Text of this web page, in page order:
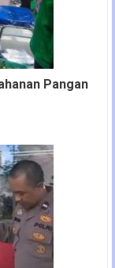
Pangan